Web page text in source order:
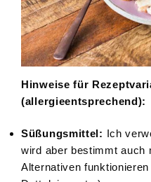
Hinweise für
(allergieentsprechend):
Süßungsmittel: Ich
wird aber bestimmt auch
Alternativen